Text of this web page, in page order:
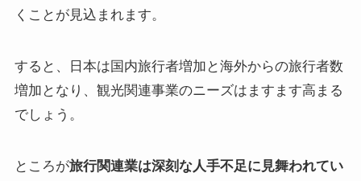
くことが見込まれます。
すると、日本は国内旅行者増加と海外からの旅行者数
増加となり、観光関連事業のニーズはますます高まる
でしょう。
ところが旅行関連業は深刻な人手不足に見舞われてい